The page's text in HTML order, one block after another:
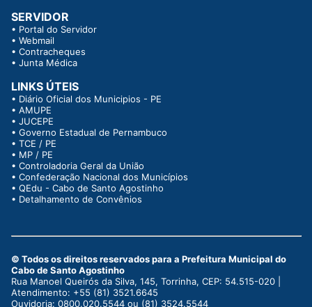
SERVIDOR
• Portal do Servidor
• Webmail
• Contracheques
• Junta Médica
LINKS ÚTEIS
• Diário Oficial dos Municipios - PE
• AMUPE
• JUCEPE
• Governo Estadual de Pernambuco
• TCE / PE
• MP / PE
• Controladoria Geral da União
• Confederação Nacional dos Municípios
• QEdu - Cabo de Santo Agostinho
• Detalhamento de Convênios
© Todos os direitos reservados para a Prefeitura Municipal do
Cabo de Santo Agostinho
Rua Manoel Queirós da Silva, 145, Torrinha, CEP: 54.515-020 |
Atendimento: +55 (81) 3521.6645
Ouvidoria: 0800.020.5544 ou (81) 3524.5544